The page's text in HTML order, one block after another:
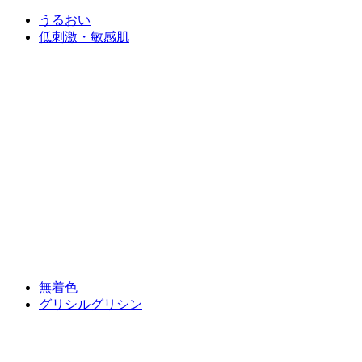
うるおい
低刺激・敏感肌
無着色
グリシルグリシン